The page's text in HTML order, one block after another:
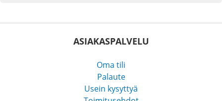
ASIAKASPALVELU
Oma tili
Palaute
Usein kysyttyä